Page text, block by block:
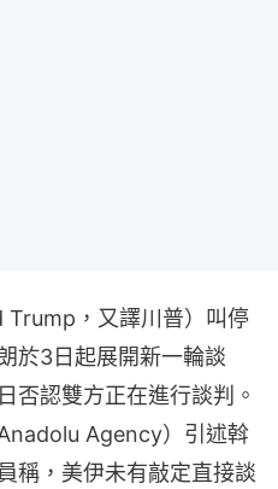
，又譯川普）叫停
於3日起展開新一輪談
否認雙方正在進行談判。
Agency）引述斡
稱，美伊未有敲定直接談